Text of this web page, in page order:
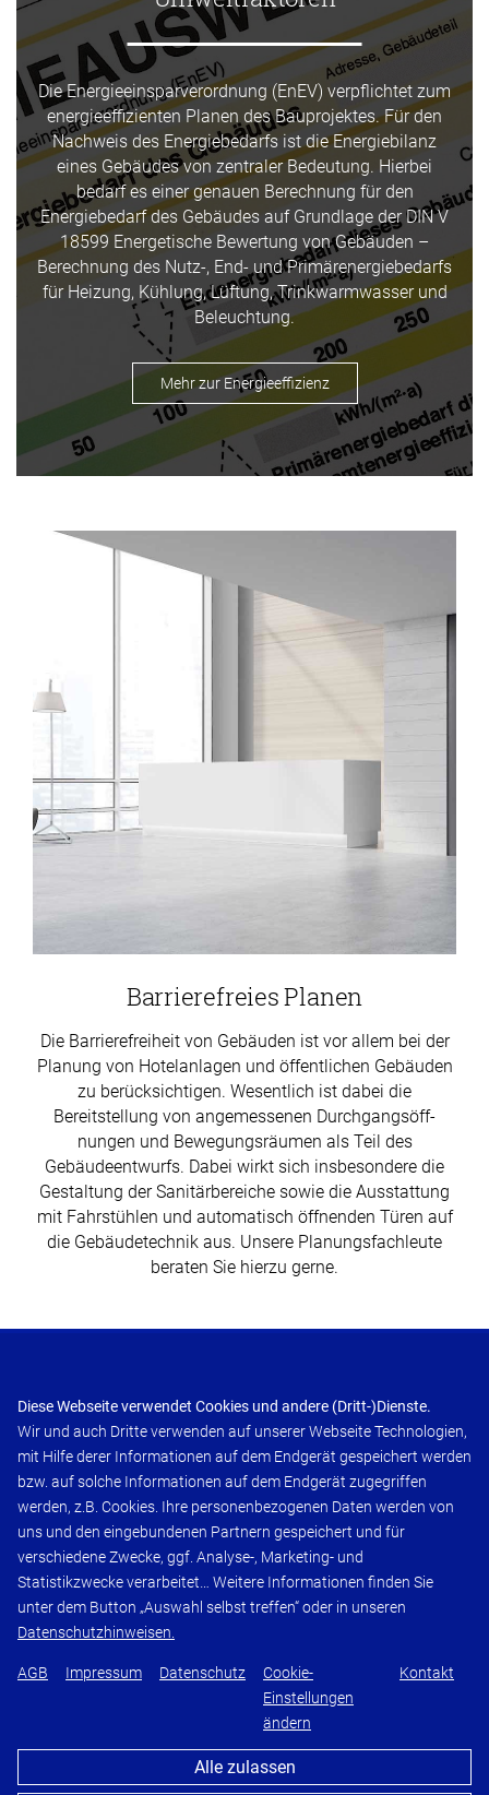
Die Energieeinsparverordnung (EnEV) verpflichtet zum
energieeffizienten Planen des Bauprojektes. Für den
Nachweis des Energiebedarfs ist die Energiebilanz
eines Gebäudes von zentraler Bedeutung. Hierbei
bedarf es einer genauen Berechnung für den
Energiebedarf des Gebäudes auf Grundlage der DIN V
18599 Energetische Bewertung von Gebäuden –
Berechnung des Nutz-, End- und Primärenergiebedarfs
für Heizung, Kühlung, Lüftung, Trinkwarmwasser und
Beleuchtung.
Mehr zur Energieeffizienz
Barrierefreies Planen
Die Barrierefreiheit von Gebäuden ist vor allem bei der
Planung von Hotelanlagen und öffentlichen Gebäuden
zu berücksichtigen. Wesentlich ist dabei die
Bereitstellung von angemessenen Durch­gangs­öff­
nungen und Bewegungsräumen als Teil des
Gebäudeentwurfs. Dabei wirkt sich insbesondere die
Gestaltung der Sanitärbereiche sowie die Ausstattung
mit Fahrstühlen und automatisch öffnenden Türen auf
die Gebäudetechnik aus. Unsere Planungsfachleute
beraten Sie hierzu gerne.
AGB
Impressum
Datenschutz
Cookie-Einstellungen ändern
Folgen Sie uns auf:
Diese Webseite verwendet Cookies und andere (Dritt-)Dienste.
Wir und auch Dritte verwenden auf unserer Webseite Technologien,
mit Hilfe derer Informationen auf dem Endgerät gespeichert werden
bzw. auf solche Informationen auf dem Endgerät zugegriffen
werden, z.B. Cookies. Ihre personenbezogenen Daten werden von
uns und den eingebundenen Partnern gespeichert und für
verschiedene Zwecke, ggf. Analyse-, Marketing- und
Statistikzwecke verarbeitet… Weitere Informationen finden Sie
unter dem Button „Auswahl selbst treffen“ oder in unseren
Datenschutzhinweisen.
AGB Impressum Datenschutz
Cookie-
Einstellungen
ändern
Kontakt
Alle zulassen